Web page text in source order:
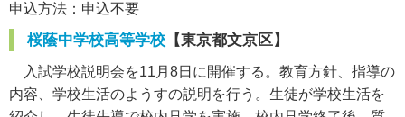
申込方法：申込不要
桜蔭中学校高等学校 【東京都文京区】
入試学校説明会を11月8日に開催する。教育方針、指導の
内容、学校生活のようすの説明を行う。生徒が学校生活を